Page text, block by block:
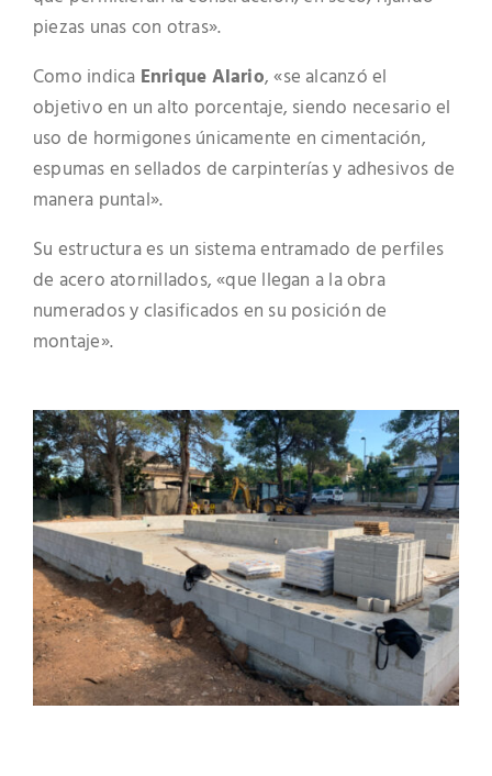
piezas unas con otras».
Como indica Enrique Alario, «se alcanzó el
objetivo en un alto porcentaje, siendo necesario el
uso de hormigones únicamente en cimentación,
espumas en sellados de carpinterías y adhesivos de
manera puntal».
Su estructura es un sistema entramado de perfiles
de acero atornillados, «que llegan a la obra
numerados y clasificados en su posición de
montaje».